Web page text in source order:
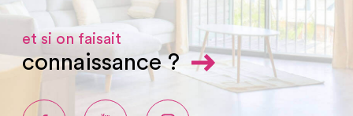
et si on faisait
connaissance ?